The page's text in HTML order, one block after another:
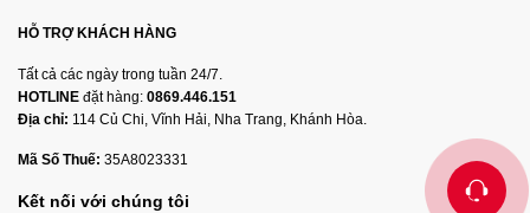
HỖ TRỢ KHÁCH HÀNG
Tất cả các ngày trong tuần 24/7.
HOTLINE đặt hàng: 0869.446.151
Địa chỉ: 114 Củ Chi, Vĩnh Hải, Nha Trang, Khánh Hòa.
Mã Số Thuế: 35A8023331
Kết nối với chúng tôi